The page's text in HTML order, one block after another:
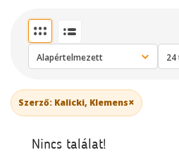
Szerző: Kalicki, Klemens×
Nincs találat!